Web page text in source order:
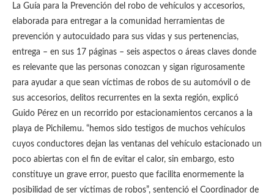
La Guía para la Prevención del robo de vehículos y accesorios,
elaborada para entregar a la comunidad herramientas de
prevención y autocuidado para sus vidas y sus pertenencias,
entrega – en sus 17 páginas – seis aspectos o áreas claves donde
es relevante que las personas conozcan y sigan rigurosamente
para ayudar a que sean víctimas de robos de su automóvil o de
sus accesorios, delitos recurrentes en la sexta región, explicó
Guido Pérez en un recorrido por estacionamientos cercanos a la
playa de Pichilemu. “hemos sido testigos de muchos vehículos
cuyos conductores dejan las ventanas del vehículo estacionado un
poco abiertas con el fin de evitar el calor, sin embargo, esto
constituye un grave error, puesto que facilita enormemente la
posibilidad de ser víctimas de robos”, sentenció el Coordinador de